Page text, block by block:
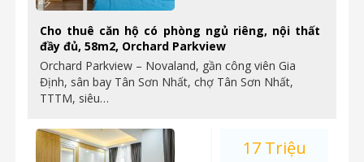
Cho thuê căn hộ có phòng ngủ riêng, nội thất
đầy đủ, 58m2, Orchard Parkview
Orchard Parkview – Novaland, gần công viên Gia
Định, sân bay Tân Sơn Nhất, chợ Tân Sơn Nhất,
TTTM, siêu…
17 Triệu